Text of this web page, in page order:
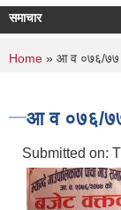
समाचार
You are
Home » आ व ०७६/७७
आ व ०७६/७७
Submitted on: